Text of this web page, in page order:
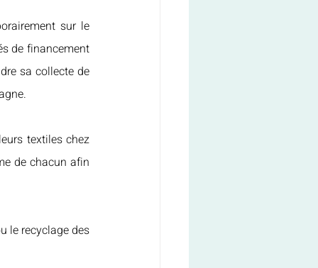
sur le
de financement
sa collecte de
textiles chez
de chacun afin
le recyclage des